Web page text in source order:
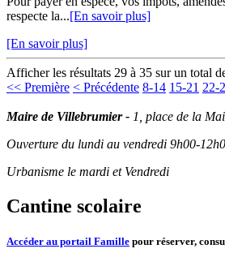
respecte la...[En savoir plus]
[En savoir plus]
Afficher les résultats 29 à 35 sur un total
<< Première < Précédente 8-14 15-21 22-
Maire de Villebrumier - 1, place de la
Ouverture du lundi au vendredi 9h00-
Urbanisme le mardi et Vendredi
Cantine scolaire
Accéder au portail Famille pour réserver,